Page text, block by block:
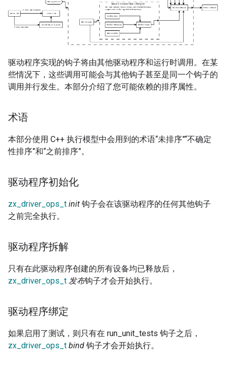
驱动程序实现的钩子将由其他驱动程序和运行时调用。在某
些情况下，这些调用可能会与其他钩子甚至是同一个钩子的
调用并行发生。本部分介绍了您可能依赖的排序属性。
术语
本部分使用 C++ 执行模型中会用到的术语“未排序”“不确定
性排序”和“之前排序”。
驱动程序初始化
zx_driver_ops_t init 钩子会在该驱动程序的任何其他钩子
之前完全执行。
驱动程序拆解
只有在此驱动程序创建的所有设备均已释放后，
zx_driver_ops_t 发布钩子才会开始执行。
驱动程序绑定
如果启用了测试，则只有在 run_unit_tests 钩子之后，
zx_driver_ops_t bind 钩子才会开始执行。